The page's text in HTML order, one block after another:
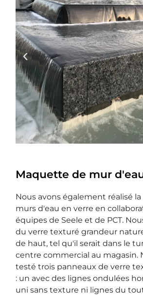
Maquette de mur
Nous avons également réalisé
murs d'eau en verre en
équipes de Seele et de PCT.
du verre texturé grandeur
de haut, tel qu'il serait dans le
centre commercial au magasin.
testé trois panneaux de verre
: un avec des lignes ondulées
uni sans texture ni lignes du